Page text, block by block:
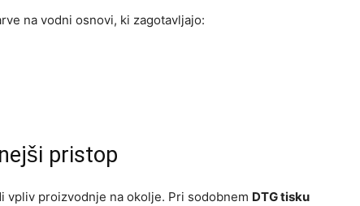
na vodni osnovi, ki zagotavljajo:
pristop
vpliv proizvodnje na okolje. Pri sodobnem DTG tisku